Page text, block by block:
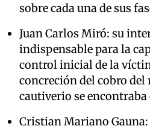
sobre cada una de sus
Juan Carlos Miró: su
indispensable para la
control inicial de la
concreción del cobro del
cautiverio se encontraba
Cristian Mariano Gauna: